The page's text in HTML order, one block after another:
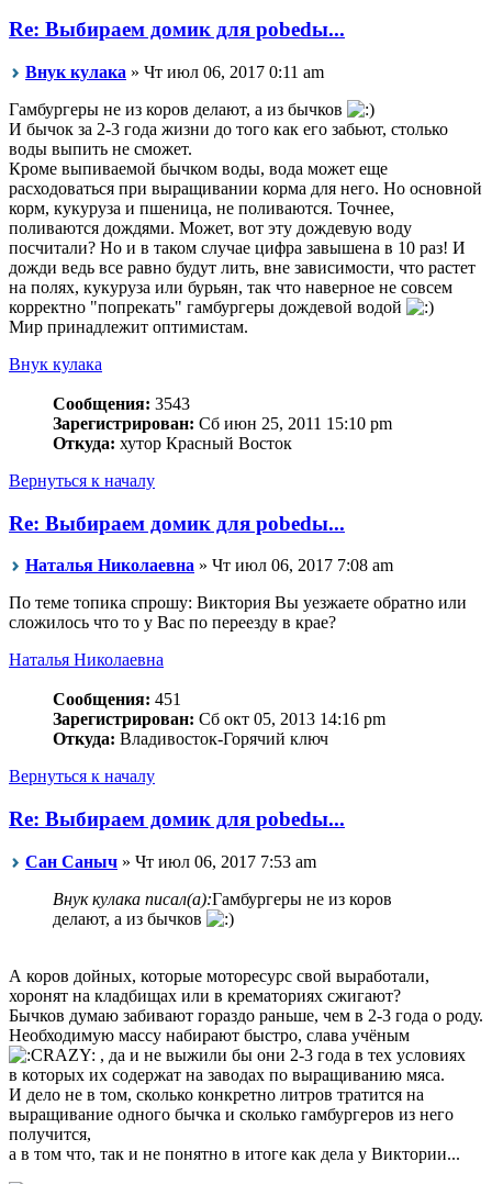
Re: Выбираем домик для pobedы...
Внук кулака » Чт июл 06, 2017 0:11 am
Гамбургеры не из коров делают, а из бычков
И бычок за 2-3 года жизни до того как его забьют, столько
воды выпить не сможет.
Кроме выпиваемой бычком воды, вода может еще
расходоваться при выращивании корма для него. Но основной
корм, кукуруза и пшеница, не поливаются. Точнее,
поливаются дождями. Может, вот эту дождевую воду
посчитали? Но и в таком случае цифра завышена в 10 раз! И
дожди ведь все равно будут лить, вне зависимости, что растет
на полях, кукуруза или бурьян, так что наверное не совсем
корректно "попрекать" гамбургеры дождевой водой
Мир принадлежит оптимистам.
Внук кулака
Сообщения: 3543
Зарегистрирован: Сб июн 25, 2011 15:10 pm
Откуда: хутор Красный Восток
Вернуться к началу
Re: Выбираем домик для pobedы...
Наталья Николаевна » Чт июл 06, 2017 7:08 am
По теме топика спрошу: Виктория Вы уезжаете обратно или
сложилось что то у Вас по переезду в крае?
Наталья Николаевна
Сообщения: 451
Зарегистрирован: Сб окт 05, 2013 14:16 pm
Откуда: Владивосток-Горячий ключ
Вернуться к началу
Re: Выбираем домик для pobedы...
Сан Саныч » Чт июл 06, 2017 7:53 am
Внук кулака писал(а):Гамбургеры не из коров
делают, а из бычков
А коров дойных, которые моторесурс свой выработали,
хоронят на кладбищах или в крематориях сжигают?
Бычков думаю забивают гораздо раньше, чем в 2-3 года о роду.
Необходимую массу набирают быстро, слава учёным
, да и не выжили бы они 2-3 года в тех условиях
в которых их содержат на заводах по выращиванию мяса.
И дело не в том, сколько конкретно литров тратится на
выращивание одного бычка и сколько гамбургеров из него
получится,
а в том что, так и не понятно в итоге как дела у Виктории...